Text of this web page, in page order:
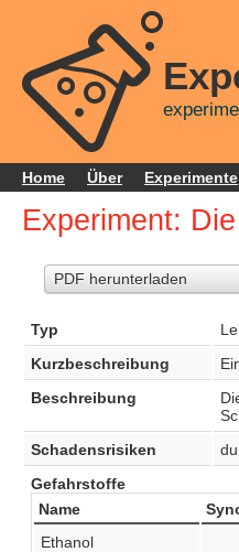
Home Über Experimente
Experiment:
PDF herunterladen
Typ
Kurzbeschreibung
Beschreibung
Schadensrisiken
Gefahrstoffe
Name
Ethanol